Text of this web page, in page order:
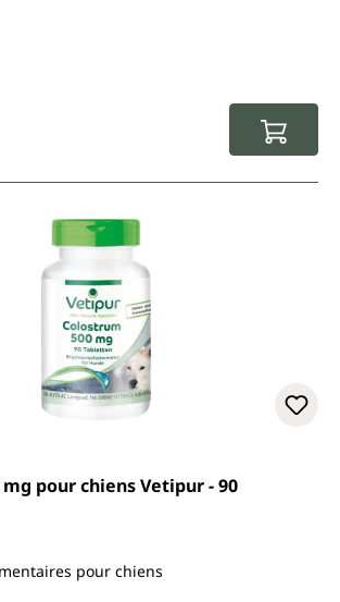
4.6 sur 5 étoiles
pour chiens Vetipur - 90
pour chiens